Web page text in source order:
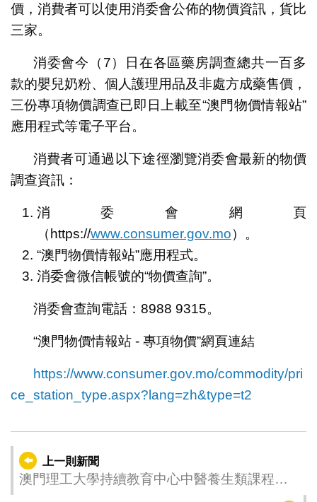
價，消費者可以使用消委會公佈的物價資訊，貨比
三家。
消委會今（7）日在各區藥房調查總共一百多
款的嬰兒奶粉、個人護理用品及非處方成藥售價，
三份專項物價調查已即日上載至“澳門物價情報站”
應用程式等電子平台。
消費者可通過以下途徑瀏覽消委會最新的物價
調查資訊：
消委會網頁
（https://www.consumer.gov.mo）。
“澳門物價情報站”應用程式。
消委會微信帳號的“物價查詢”。
消委會查詢電話：8988 9315。
“澳門物價情報站 - 專項物價”網頁連結
https://www.consumer.gov.mo/commodity/pri
ce_station_type.aspx?lang=zh&type=t2
上一則新聞
澳門理工大學持續教育中心中醫養生類課程現